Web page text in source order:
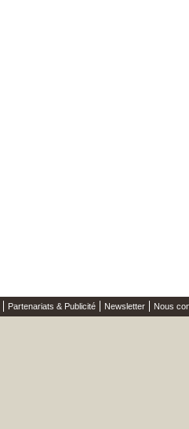
Partenariats & Publicité Newsletter Nous